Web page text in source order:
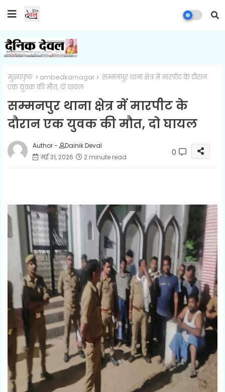
मुख्यपृष्ठ ambedkarnagar
सम्मनपुर थाना क्षेत्र में मारपीट के दौरान
एक युवक की मौत, दो घायल
सम्मनपुर थाना क्षेत्र में मारपीट के
दौरान एक युवक की मौत, दो घायल
Author -
Dainik Deval
मई 31, 2026
2 minute read 0